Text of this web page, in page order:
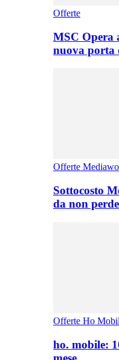
Offerte
MSC Opera
nuova porta
Offerte
Sottocosto
da non
Offerte Ho
ho. mobile: